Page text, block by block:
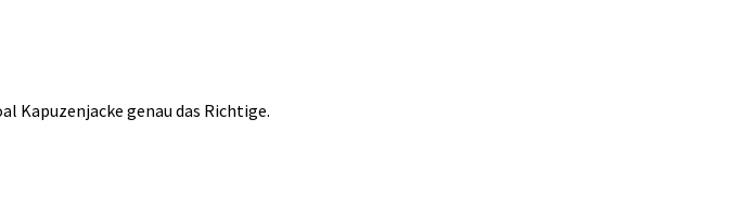
Kapuzenjacke genau das Richtige.